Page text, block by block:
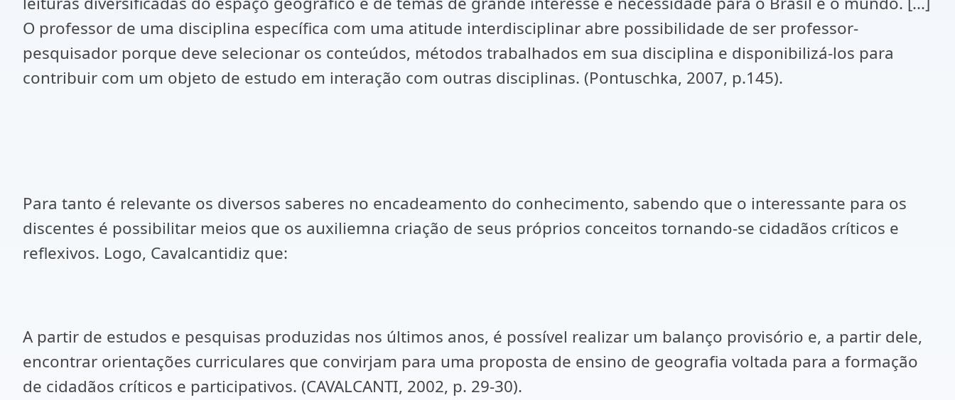
O professor de uma disciplina específica com uma atitude interdisciplinar abre possibilidade de ser professor-
pesquisador porque deve selecionar os conteúdos, métodos trabalhados em sua disciplina e disponibilizá-los para
contribuir com um objeto de estudo em interação com outras disciplinas. (Pontuschka, 2007, p.145).
Para tanto é relevante os diversos saberes no encadeamento do conhecimento, sabendo que o interessante para os
discentes é possibilitar meios que os auxiliemna criação de seus próprios conceitos tornando-se cidadãos críticos e
reflexivos. Logo, Cavalcantidiz que:
A partir de estudos e pesquisas produzidas nos últimos anos, é possível realizar um balanço provisório e, a partir dele,
encontrar orientações curriculares que convirjam para uma proposta de ensino de geografia voltada para a formação
de cidadãos críticos e participativos. (CAVALCANTI, 2002, p. 29-30).